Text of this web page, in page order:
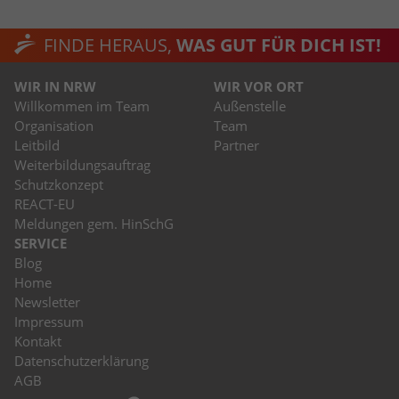
FINDE HERAUS, WAS GUT FÜR DICH IST!
WIR IN NRW
Willkommen im Team
Organisation
Leitbild
Weiterbildungsauftrag
Schutzkonzept
REACT-EU
Meldungen gem. HinSchG
WIR VOR ORT
Außenstelle
Team
Partner
SERVICE
Blog
Home
Newsletter
Impressum
Kontakt
Datenschutzerklärung
AGB
Form.
Name _dc_gtm_UA-53600496-1
Anbieter
Laufzeit 1 Minute
Zweck
nach Alter, Geschlecht oder Interessen